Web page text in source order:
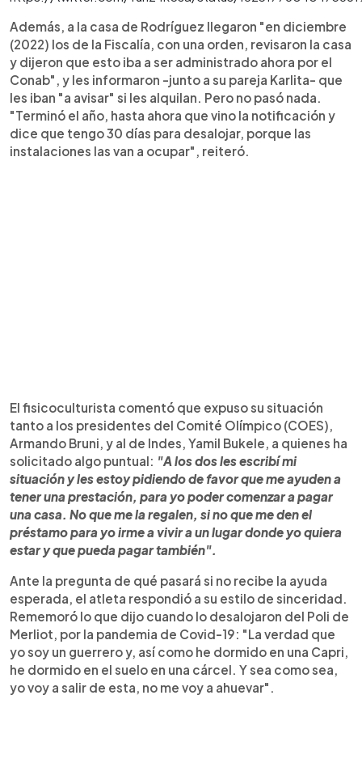
Además, a la casa de Rodríguez llegaron "en diciembre
(2022) los de la Fiscalía, con una orden, revisaron la casa
y dijeron que esto iba a ser administrado ahora por el
Conab", y les informaron -junto a su pareja Karlita- que
les iban "a avisar" si les alquilan. Pero no pasó nada.
"Terminó el año, hasta ahora que vino la notificación y
dice que tengo 30 días para desalojar, porque las
instalaciones las van a ocupar", reiteró.
El fisicoculturista comentó que expuso su situación
tanto a los presidentes del Comité Olímpico (COES),
Armando Bruni, y al de Indes, Yamil Bukele, a quienes ha
solicitado algo puntual: "A los dos les escribí mi
situación y les estoy pidiendo de favor que me ayuden a
tener una prestación, para yo poder comenzar a pagar
una casa. No que me la regalen, si no que me den el
préstamo para yo irme a vivir a un lugar donde yo quiera
estar y que pueda pagar también".
Ante la pregunta de qué pasará si no recibe la ayuda
esperada, el atleta respondió a su estilo de sinceridad.
Rememoró lo que dijo cuando lo desalojaron del Poli de
Merliot, por la pandemia de Covid-19: "La verdad que
yo soy un guerrero y, así como he dormido en una Capri,
he dormido en el suelo en una cárcel. Y sea como sea,
yo voy a salir de esta, no me voy a ahuevar".